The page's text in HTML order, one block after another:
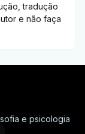
tradução
e não faça
e psicologia